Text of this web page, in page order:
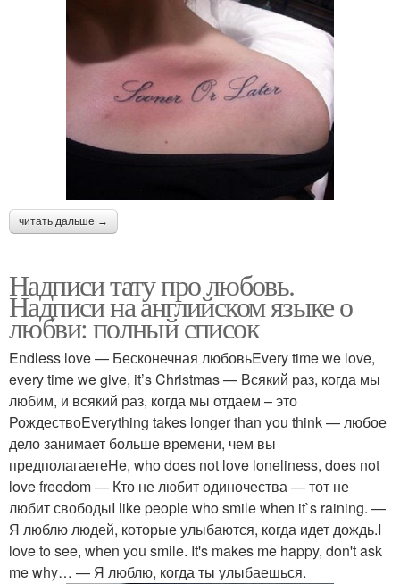
читать дальше →
Надписи тату про любовь.
Надписи на английском языке о
любви: полный список
Endless love — Бесконечная любовьEvery time we love,
every time we give, it’s Christmas — Всякий раз, когда мы
любим, и всякий раз, когда мы отдаем – это
РождествоEverything takes longer than you think — любое
дело занимает больше времени, чем вы
предполагаетеHe, who does not love loneliness, does not
love freedom — Кто не любит одиночества — тот не
любит свободыI like people who smile when it`s raining. —
Я люблю людей, которые улыбаются, когда идет дождь.I
love to see, when you smile. It's makes me happy, don't ask
me why… — Я люблю, когда ты улыбаешься.